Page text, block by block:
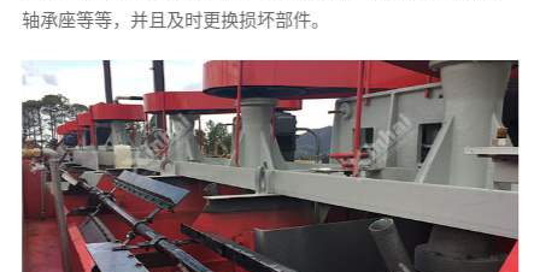
轴承座等等，并且及时更换损坏部件。